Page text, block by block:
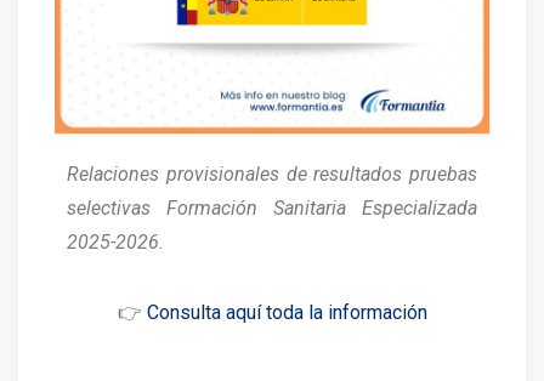
Relaciones provisionales de resultados pruebas
selectivas Formación Sanitaria Especializada
2025-2026.
👉 Consulta aquí toda la información